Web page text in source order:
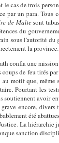
cas de trois
par un para. Tous
de Maltesont
du
sous l'autorité
la province.
confia une
de feu tirés
motif que,
Pourtant les
avoir
encore,
été
La
sanction